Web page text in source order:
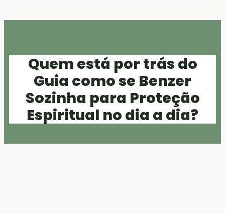
Quem está por trás do
Guia como se Benzer
Sozinha para Proteção
Espiritual no dia a dia?